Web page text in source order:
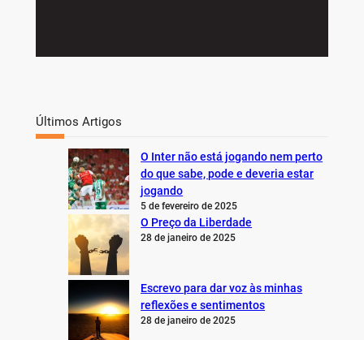
Últimos Artigos
O Inter não está jogando nem perto
do que sabe, pode e deveria estar
jogando
5 de fevereiro de 2025
O Preço da Liberdade
28 de janeiro de 2025
Escrevo para dar voz às minhas
reflexões e sentimentos
28 de janeiro de 2025